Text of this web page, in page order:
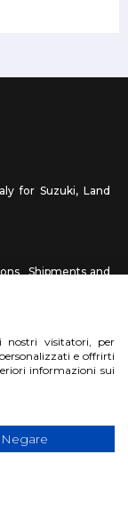
for Suzuki, Land
Shipments and
photo
nostri visitatori, per
e offrirti
informazioni sui
Negare